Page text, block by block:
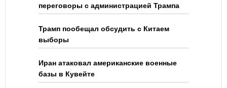
переговоры с администрацией Трампа
Трамп пообещал обсудить с Китаем
выборы
Иран атаковал американские военные
базы в Кувейте